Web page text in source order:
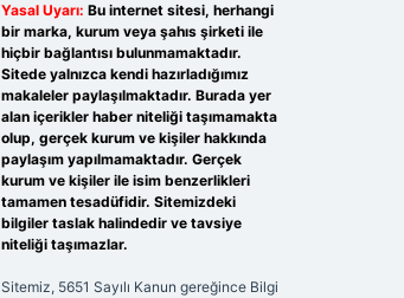
Yasal Uyarı: Bu internet sitesi, herhangi
bir marka, kurum veya şahıs şirketi ile
hiçbir bağlantısı bulunmamaktadır.
Sitede yalnızca kendi hazırladığımız
makaleler paylaşılmaktadır. Burada yer
alan içerikler haber niteliği taşımamakta
olup, gerçek kurum ve kişiler hakkında
paylaşım yapılmamaktadır. Gerçek
kurum ve kişiler ile isim benzerlikleri
tamamen tesadüfidir. Sitemizdeki
bilgiler taslak halindedir ve tavsiye
niteliği taşımazlar.
Sitemiz, 5651 Sayılı Kanun gereğince Bilgi